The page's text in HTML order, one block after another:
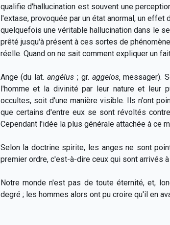
qualifie d'hallucination est souvent une
l'extase, provoquée par un état anormal, un
quelquefois une véritable hallucination dans le
prêté jusqu'à présent à ces sortes de
réelle. Quand on ne sait comment expliquer un
Ange(du lat.angélus ; gr. aggelos, messager).
l'homme et la divinité par leur nature et leur
occultes, soit d'une manière visible. Ils n'ont
que certains d'entre eux se sont révoltés
Cependant l'idée la plus générale attachée à ce
Selon la doctrine spirite, les anges ne sont
premier ordre, c'est-à-dire ceux qui sont arrivés
Notre monde n'est pas de toute éternité, et,
degré ; les hommes alors ont pu croire qu'il en